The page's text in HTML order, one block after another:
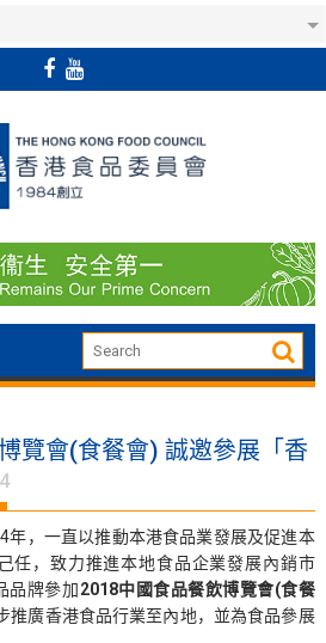
覽會(食餐會) 誠邀參展「香
年，一直以推動本港食品業發展及促進本
任，致力推進本地食品企業發展內銷市
品牌參加2018中國食品餐飲博覽會(食餐
推廣香港食品行業至內地，並為食品參展